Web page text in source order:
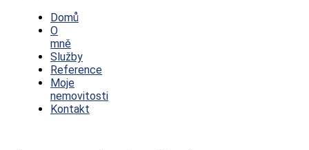
NavigationDomů
O
mně
Služby
Reference
Moje
nemovitosti
Kontakt